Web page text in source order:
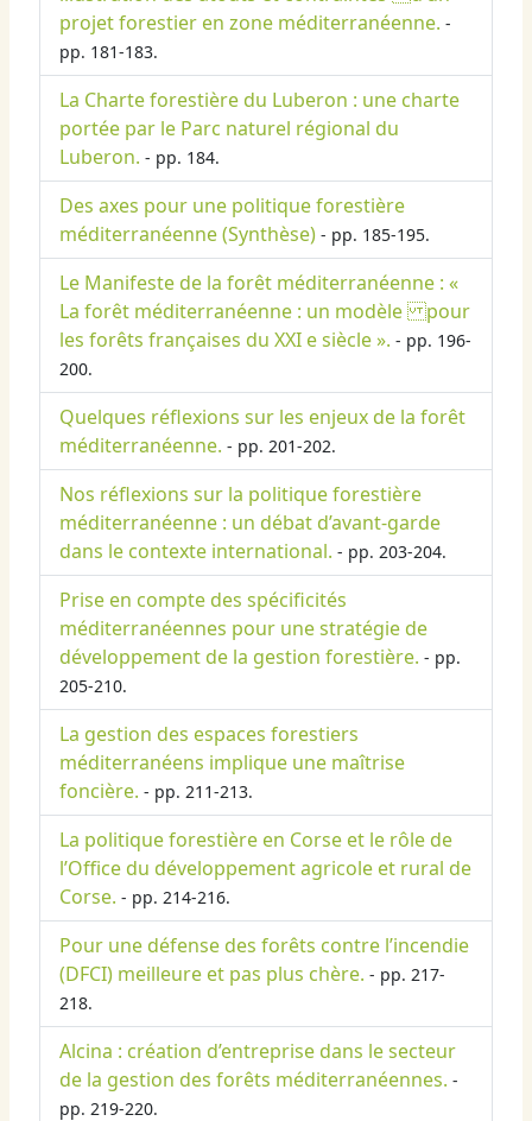
projet forestier en zone méditerranéenne. -
pp. 181-183.
La Charte forestière du Luberon : une charte
portée par le Parc naturel régional du
Luberon. - pp. 184.
Des axes pour une politique forestière
méditerranéenne (Synthèse) - pp. 185-195.
Le Manifeste de la forêt méditerranéenne : «
La forêt méditerranéenne : un modèle pour
les forêts françaises du XXI e siècle ». - pp. 196-
200.
Quelques réflexions sur les enjeux de la forêt
méditerranéenne. - pp. 201-202.
Nos réflexions sur la politique forestière
méditerranéenne : un débat d’avant-garde
dans le contexte international. - pp. 203-204.
Prise en compte des spécificités
méditerranéennes pour une stratégie de
développement de la gestion forestière. - pp.
205-210.
La gestion des espaces forestiers
méditerranéens implique une maîtrise
foncière. - pp. 211-213.
La politique forestière en Corse et le rôle de
l’Office du développement agricole et rural de
Corse. - pp. 214-216.
Pour une défense des forêts contre l’incendie
(DFCI) meilleure et pas plus chère. - pp. 217-
218.
Alcina : création d’entreprise dans le secteur
de la gestion des forêts méditerranéennes. -
pp. 219-220.